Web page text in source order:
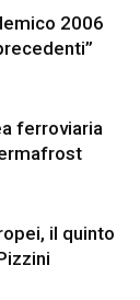
2006
ferroviaria
il quinto